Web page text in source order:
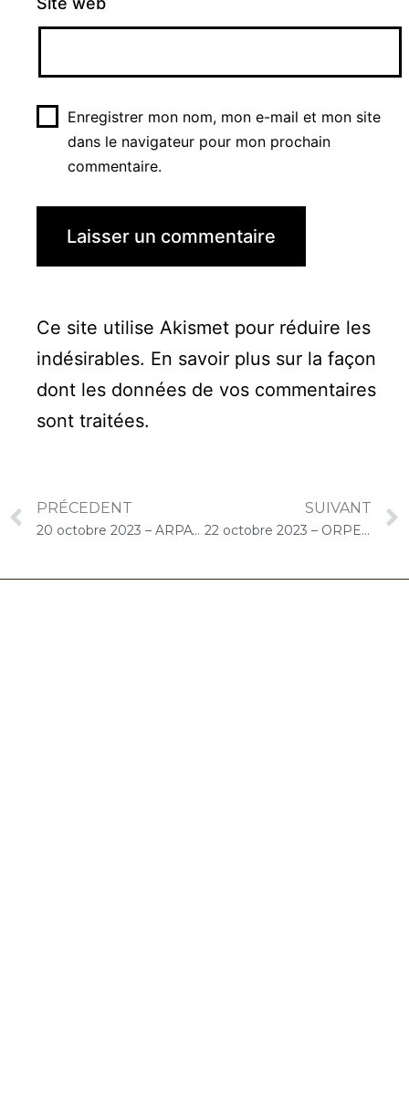
Enregistrer mon nom, mon e-mail et mon site
dans le navigateur pour mon prochain
commentaire.
Ce site utilise Akismet pour réduire les
indésirables. En savoir plus sur la façon
dont les données de vos commentaires
sont traitées.
PRÉCEDENT
20 octobre 2023 – ARPAVIE Jean Rostand (Athis-Mons) : Quiz Live « Choco-Cello Solo »
SUIVANT
22 octobre 2023 – ORPEA Saint-Jacques (Paris) : Concert « Cello Solo »